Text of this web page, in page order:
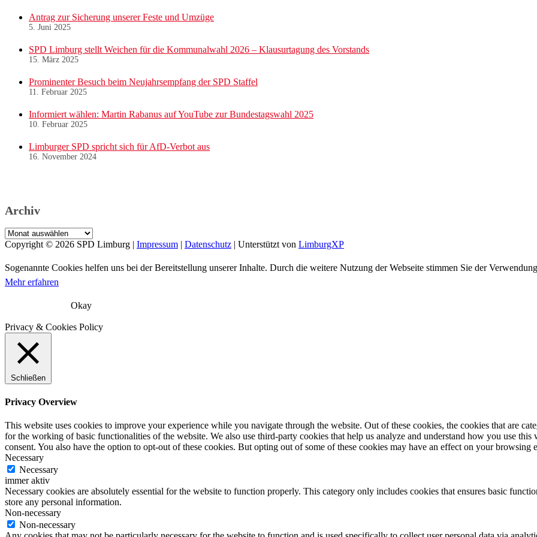
Antrag zur Sicherung unserer Feste und Umzüge
5. Juni 2025
SPD Limburg stellt Weichen für die Kommunalwahl 2026 – Klausurtagung des Vorstands
15. März 2025
Prominenter Besuch beim Neujahrsempfang der SPD Staffel
11. Februar 2025
Informiert wählen: Martin Rabanus auf YouTube zur Bundestagswahl 2025
10. Februar 2025
Limburger SPD spricht sich für AfD-Verbot aus
16. November 2024
Archiv
Archiv
Copyright © 2026 SPD Limburg | Impressum | Datenschutz | Unterstützt von LimburgXP
Sogenannte Cookies helfen uns bei der Bereitstellung unserer Inhalte. Durch die weitere Nutzung der Webseite stimmen Sie der
Mehr erfahren
Okay
Privacy & Cookies Policy
Schließen
Privacy Overview
This website uses cookies to improve your experience while you navigate through the website. Out of these cookies, the cookies that are
for the working of basic functionalities of the website. We also use third-party cookies that help us analyze and understand how you use
consent. You also have the option to opt-out of these cookies. But opting out of some of these cookies may have an effect on your browsing
Necessary
Necessary
immer aktiv
Necessary cookies are absolutely essential for the website to function properly. This category only includes cookies that ensures basic
store any personal information.
Non-necessary
Non-necessary